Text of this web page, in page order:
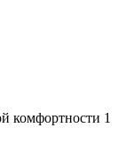
комфортности 1